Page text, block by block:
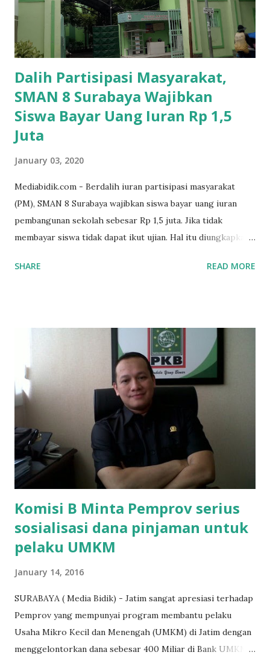
Dalih Partisipasi Masyarakat,
SMAN 8 Surabaya Wajibkan
Siswa Bayar Uang Iuran Rp 1,5
Juta
January 03, 2020
Mediabidik.com - Berdalih iuran partisipasi masyarakat
(PM), SMAN 8 Surabaya wajibkan siswa bayar uang iuran
pembangunan sekolah sebesar Rp 1,5 juta. Jika tidak
membayar siswa tidak dapat ikut ujian. Hal itu diungkapkan
SMAN 8 Jalan Iskandar Muda Surabaya mengatakan, ada
Mujib menambahkan, akhirnya terpaksa ortu nya pinjam
uang tetangga 500 ribu, agar anaknya bisa ikut ujian.
"Kasihan dia sudah tidak punya ayah, ibunya saudara saya,
kerja sebagai pembantu rumah tangga. Tolong dibantu mas,
agar uang bisa kembali,"ungkapnya. Perihal adanya
penarikan uang iuran untuk pembangunan gedung sekolah,
dibenarkan oleh Atika Fadhilah siswa kelas XI saat
diwawancarai. "Benar, bilangnya wajib Rp 1,5 juta dan waktu
terakh...
SHARE READ MORE
Komisi B Minta Pemprov serius
sosialisasi dana pinjaman untuk
pelaku UMKM
January 14, 2016
SURABAYA ( Media Bidik) - Jatim sangat apresiasi terhadap
Pemprov yang mempunyai program membantu pelaku
Usaha Mikro Kecil dan Menengah (UMKM) di Jatim dengan
menggelontorkan dana sebesar 400 Miliar di Bank UMKM